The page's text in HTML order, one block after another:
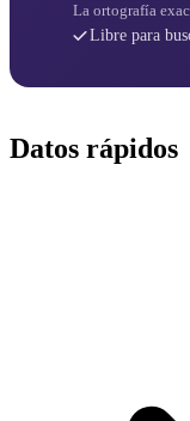
La ortografía
Libre para
Datos rápidos